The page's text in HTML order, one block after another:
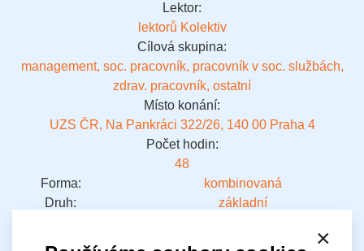
×
Lektor:
lektorů Kolektiv
Cílová skupina:
management, soc. pracovník, pracovník v soc. službách,
zdrav. pracovník, ostatní
Místo konání:
UZS ČR, Na Pankráci 322/26, 140 00 Praha 4
Počet hodin:
48
Forma:
kombinovaná
Druh:
základní